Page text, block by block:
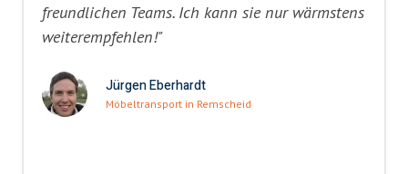
freundlichen Teams. Ich kann sie nur wärmstens
weiterempfehlen!"
Jürgen Eberhardt
Möbeltransport in Remscheid